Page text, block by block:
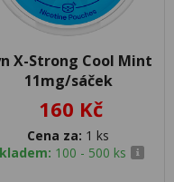
X-Strong Cool Mint
11mg/sáček
160 Kč
Cena za: 1 ks
100 - 500 ks